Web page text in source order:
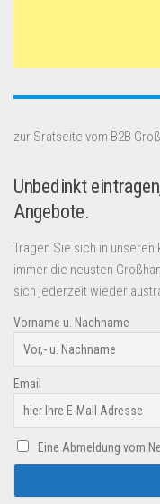
zur Sratseite vom B2B
Unbedinkt
Angebote.
Tragen Sie sich in
immer die neusten
sich jederzeit wieder
Vorname u. Nachname
Email
Eine Abmeldung vom